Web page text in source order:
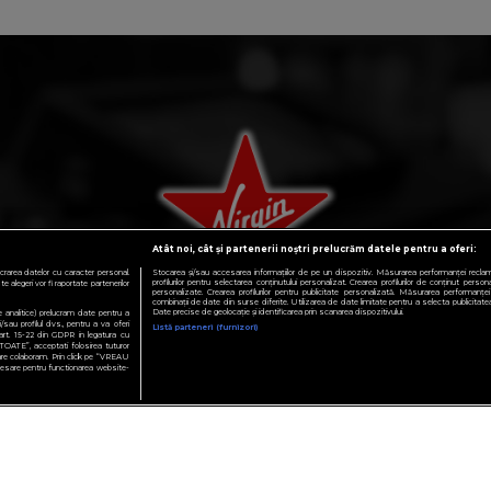
datelor cu caracter personal.
alegeri vor fi raportate partenerilor
prelucram date pentru a
profilul dvs., pentru a va oferi
15-22 din GDPR in legatura cu
TOATE”, acceptati folosirea tuturor
colaboram. Prin click pe “VREAU
pentru functionarea website-
Atât noi, cât și partenerii noștri prelucrăm datele pentru a oferi:
Stocarea și/sau accesarea informațiilor de pe un dispozitiv. Măsurarea performanței
profilurilor pentru selectarea conținutului personalizat. Crearea profilurilor de conținut
personalizate. Crearea profilurilor pentru publicitate personalizată. Măsurarea
combinații de date din surse diferite. Utilizarea de date limitate pentru a selecta
Date precise de geolocație și identificarea prin scanarea dispozitivului.
Listă parteneri (furnizori)